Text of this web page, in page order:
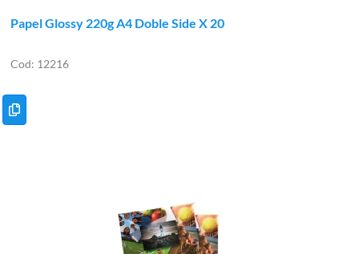
Papel Glossy 220g A4 Doble Side X 20
12216